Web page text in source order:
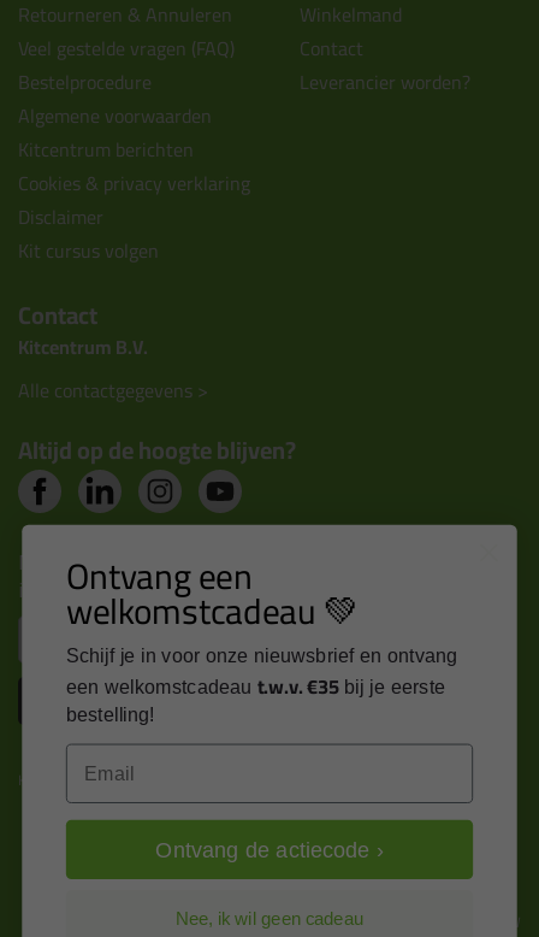
Retourneren & Annuleren
Veel gestelde vragen (FAQ)
Bestelprocedure
Algemene voorwaarden
Kitcentrum berichten
Cookies & privacy verklaring
Disclaimer
Kit cursus volgen
Winkelmand
Contact
Leverancier worden?
Contact
Kitcentrum B.V.
Alle contactgegevens >
Altijd op de hoogte blijven?
Nieuws, tips en exclusieve deals rechtstreeks in je
inbox
Inschrijven
Kitcentrum is trots op:
Alle prijzen zijn in EURO en excl. 21% BTW
Ontvang een
welkomstcadeau 💚
Schijf je in voor onze nieuwsbrief en ontvang
een welkomstcadeau t.w.v. €35 bij je eerste
bestelling!
Email
Ontvang de actiecode ›
Nee, ik wil geen cadeau